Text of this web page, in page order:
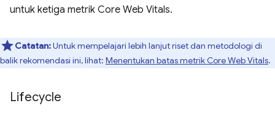
untuk ketiga metrik Core Web Vitals.
Catatan:Untuk mempelajari lebih lanjut riset dan metodologi di
balik rekomendasi ini, lihat: Menentukan batas metrik Core Web Vitals.
Lifecycle